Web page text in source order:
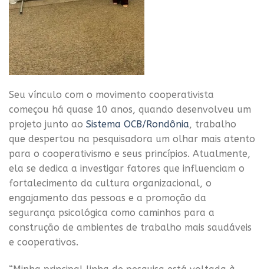
Seu vínculo com o movimento cooperativista
começou há quase 10 anos, quando desenvolveu um
projeto junto ao Sistema OCB/Rondônia, trabalho
que despertou na pesquisadora um olhar mais atento
para o cooperativismo e seus princípios. Atualmente,
ela se dedica a investigar fatores que influenciam o
fortalecimento da cultura organizacional, o
engajamento das pessoas e a promoção da
segurança psicológica como caminhos para a
construção de ambientes de trabalho mais saudáveis
e cooperativos.